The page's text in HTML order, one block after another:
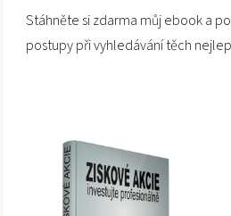
Stáhněte si zdarma můj ebook a
postupy při vyhledávání těch